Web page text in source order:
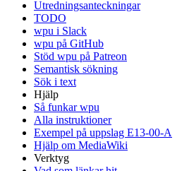
Utredningsanteckningar
TODO
wpu i Slack
wpu på GitHub
Stöd wpu på Patreon
Semantisk sökning
Sök i text
Hjälp
Så funkar wpu
Alla instruktioner
Exempel på uppslag E13-00-A
Hjälp om MediaWiki
Verktyg